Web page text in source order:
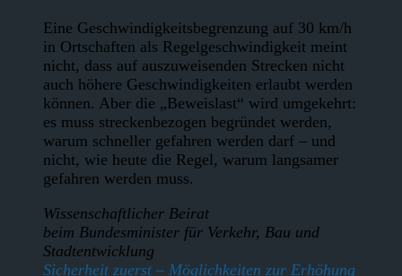
Eine Geschwindigkeitsbegrenzung auf 30 km/h
in Ortschaften als Regelgeschwindigkeit meint
nicht, dass auf auszuweisenden Strecken nicht
auch höhere Geschwindigkeiten erlaubt werden
können. Aber die „Beweislast“ wird umgekehrt:
es muss streckenbezogen begründet werden,
warum schneller gefahren werden darf – und
nicht, wie heute die Regel, warum langsamer
gefahren werden muss.
Wissenschaftlicher Beirat
beim Bundesminister für Verkehr, Bau und
Stadtentwicklung
Sicherheit zuerst – Möglichkeiten zur Erhöhung